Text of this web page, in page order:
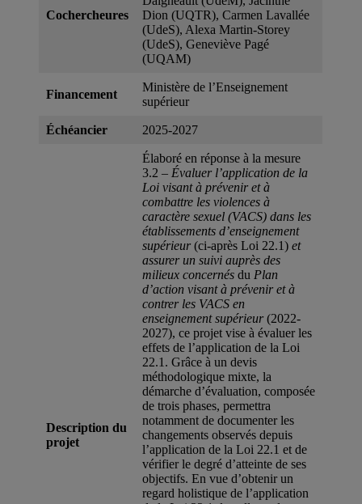
Cochercheures
Dion (UQTR), Carmen Lavallée
(UdeS), Alexa Martin-Storey
(UdeS), Geneviève Pagé
(UQAM)
Financement
Ministère de l’Enseignement
supérieur
Échéancier 2025-2027
Description du
projet
Élaboré en réponse à la mesure
3.2 – Évaluer l’application de la
Loi visant à prévenir et à
combattre les violences à
caractère sexuel (VACS) dans les
établissements d’enseignement
supérieur(ci-après Loi 22.1) et
assurer un suivi auprès des
milieux concernés du Plan
d’action visant à prévenir et à
contrer les VACS en
enseignement supérieur(2022-
2027), ce projet vise à évaluer les
effets de l’application de la Loi
22.1. Grâce à un devis
méthodologique mixte, la
démarche d’évaluation, composée
de trois phases, permettra
notamment de documenter les
changements observés depuis
l’application de la Loi 22.1 et de
vérifier le degré d’atteinte de ses
objectifs. En vue d’obtenir un
regard holistique de l’application